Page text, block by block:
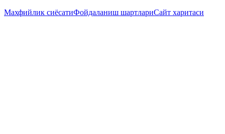
Махфийлик сиёсатиФойдаланиш шартлариСайт харитаси